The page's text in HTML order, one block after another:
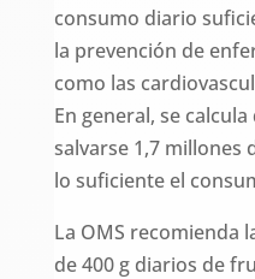
consumo diario
la prevención de
como las
En general, se
salvarse 1,7 millones
lo suficiente el
La OMS recomienda
de 400 g diarios de